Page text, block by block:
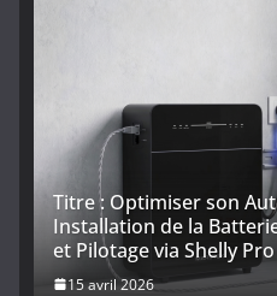
Titre : Optimiser son
Installation de la
et Pilotage via Shelly Pro
15 avril 2026